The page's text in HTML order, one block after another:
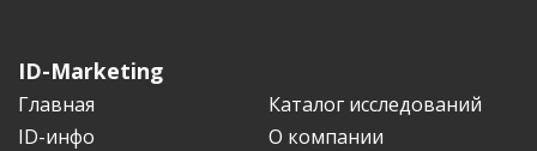
ID-Marketing
Главная
Каталог исследований
ID-инфо
О компании